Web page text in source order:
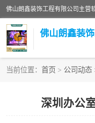
佛山朗鑫装
当前位置： 首页 > 公司动态
深圳办公